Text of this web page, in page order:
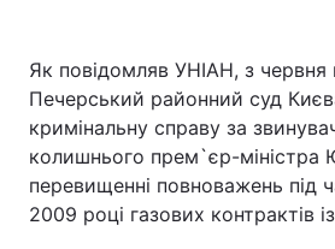
Як повідомляв УНІАН, з червня
Печерський районний суд
кримінальну справу за
колишнього прем`єр-
перевищенні повноважень під
2009 році газових контрактів